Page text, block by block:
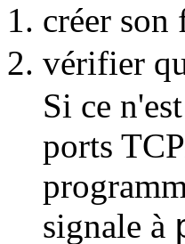
créer son
vérifier
Si ce
ports
signale à